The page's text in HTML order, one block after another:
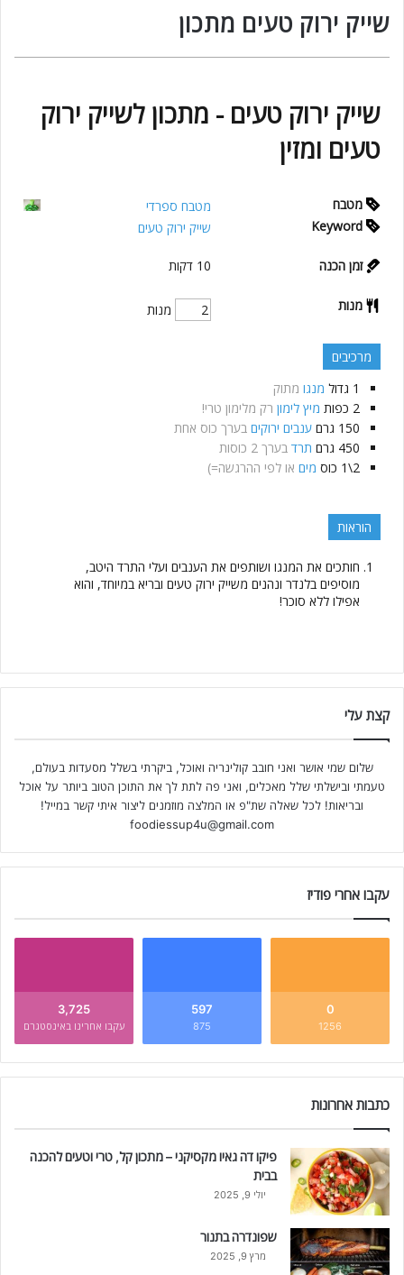
שייק ירוק טעים מתכון
שייק ירוק טעים - מתכון לשייק ירוק
טעים ומזין
מטבח
מטבח ספרדי
Keyword
שייק ירוק טעים
זמן הכנה 10 דקות
מנות מנות
מרכיבים
1 גדול מנגו מתוק
2 כפות מיץ לימון רק מלימון טרי!
150 גרם ענבים ירוקים בערך כוס אחת
450 גרם תרד בערך 2 כוסות
2\1
כוס מים או לפי ההרגשה=)
הוראות
חותכים את המנגו ושותפים את הענבים ועלי התרד היטב,
מוסיפים בלנדר ונהנים משייק ירוק טעים ובריא במיוחד, והוא
אפילו ללא סוכר!
קצת עלי
שלום שמי אושר ואני חובב קולינריה ואוכל, ביקרתי בשלל מסעדות בעולם,
טעמתי ובישלתי שלל מאכלים, ואני פה לתת לך את התוכן הטוב ביותר על אוכל
ובריאות! לכל שאלה שת"פ או המלצה מוזמנים ליצור איתי קשר במייל!
foodiessup4u@gmail.com
עקבו אחרי פודיז
0
1256
597
875
3,725
עקבו אחרינו באינסטגרם
כתבות אחרונות
פיקו דה גאיו מקסיקני – מתכון קל, טרי וטעים להכנה
בבית
יולי 9, 2025
שפונדרה בתנור
מרץ 9, 2025